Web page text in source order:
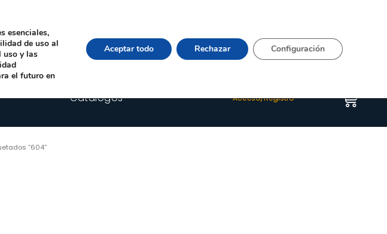
Quienes somos Happyblog Contacto
Catálogos Acceso/Registro
“604”
esenciales,
de uso al
uso y las
el futuro en
Aceptar todo Rechazar Configuración